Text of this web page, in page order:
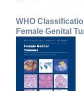
WHO
Female Genital